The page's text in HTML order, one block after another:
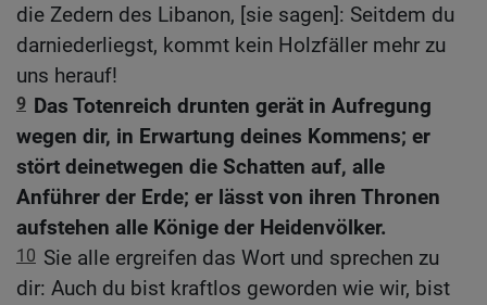
die Zedern des Libanon, [sie sagen]: Seitdem du
darniederliegst, kommt kein Holzfäller mehr zu
uns herauf!
9 Das Totenreich drunten gerät in Aufregung
wegen dir, in Erwartung deines Kommens; er
stört deinetwegen die Schatten auf, alle
Anführer der Erde; er lässt von ihren Thronen
aufstehen alle Könige der Heidenvölker.
10 Sie alle ergreifen das Wort und sprechen zu
dir: Auch du bist kraftlos geworden wie wir, bist